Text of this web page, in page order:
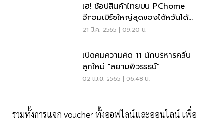
เฮ! ช้อปสินค้าไทยบน PChome
อีคอมเมิร์ซใหญ่สุดของไต้หวันได้
แล้วนะ รู้ยัง
21 มี.ค. 2565 | 09:20 น.
เปิดคมความคิด 11 นักบริหารคลื่น
ลูกใหม่ "สยามพิวรรธน์"
02 เม.ย. 2565 | 06:48 น.
รวมทั้งการแจก voucher ทั้งออฟไลน์และออนไลน์ เพื่อ